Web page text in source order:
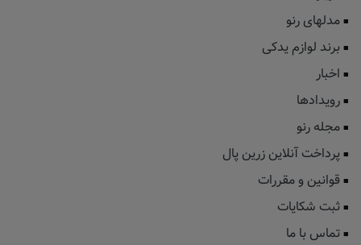
مدلهای رنو
برند لوازم یدکی
اخبار
رویدادها
مجله رنو
پرداخت آنلاین زرین پال
قوانین و مقررات
ثبت شکایات
تماس با ما